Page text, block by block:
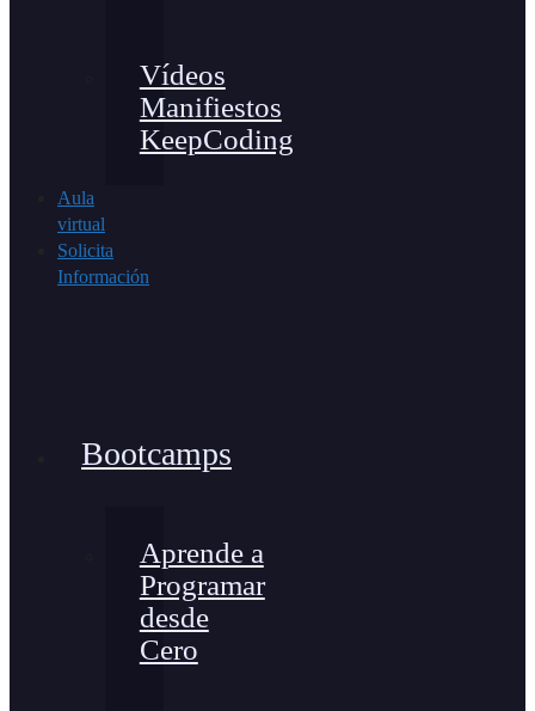
Vídeos
Manifiestos
KeepCoding
Aula
virtual
Solicita
Información
Bootcamps
Aprende a
Programar
desde
Cero